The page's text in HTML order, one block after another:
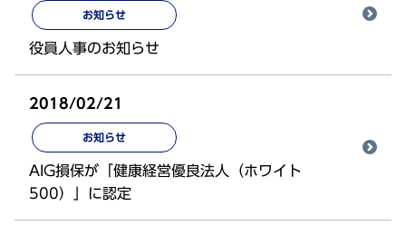
お知らせ
役員人事のお知らせ
2018/02/21
お知らせ
AIG損保が「健康経営優良法人（ホワイト
500）」に認定